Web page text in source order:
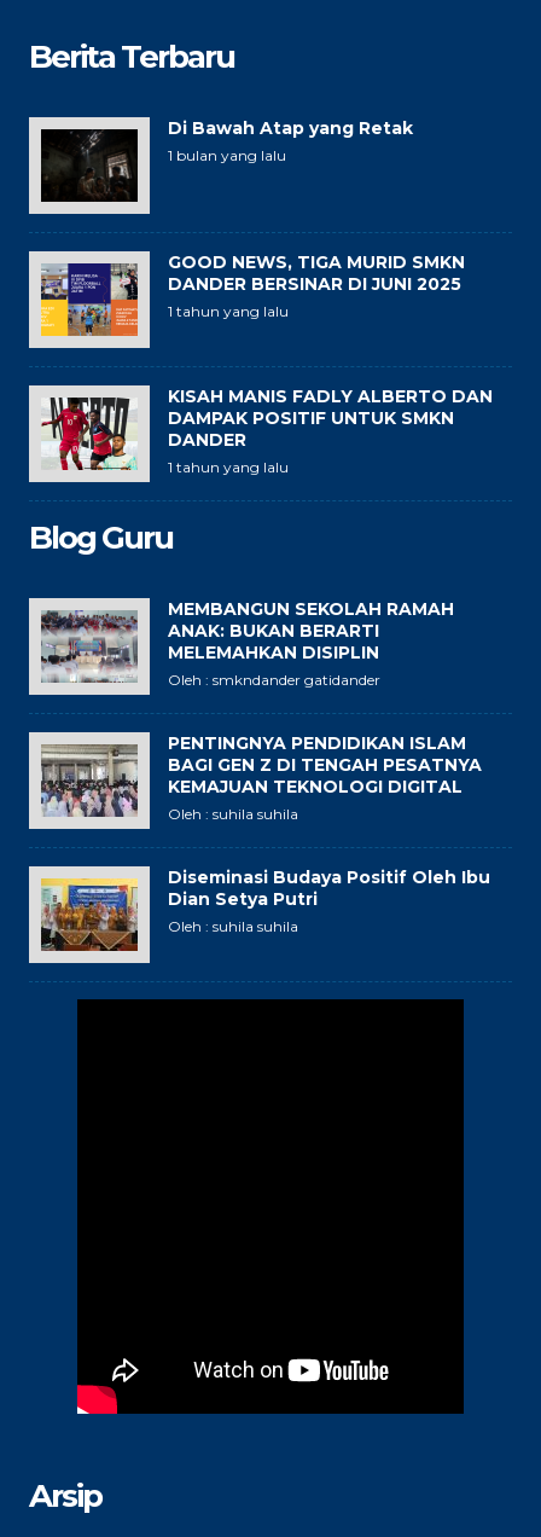
Berita Terbaru
Di Bawah Atap yang Retak
1 bulan yang lalu
GOOD NEWS, TIGA MURID SMKN
DANDER BERSINAR DI JUNI 2025
1 tahun yang lalu
KISAH MANIS FADLY ALBERTO DAN
DAMPAK POSITIF UNTUK SMKN
DANDER
1 tahun yang lalu
Blog Guru
MEMBANGUN SEKOLAH RAMAH
ANAK: BUKAN BERARTI
MELEMAHKAN DISIPLIN
Oleh : smkndander gatidander
PENTINGNYA PENDIDIKAN ISLAM
BAGI GEN Z DI TENGAH PESATNYA
KEMAJUAN TEKNOLOGI DIGITAL
Oleh : suhila suhila
Diseminasi Budaya Positif Oleh Ibu
Dian Setya Putri
Oleh : suhila suhila
Arsip